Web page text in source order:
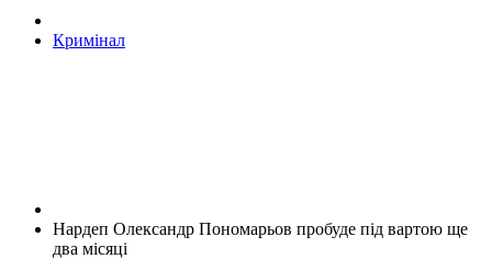
Кримінал
Нардеп Олександр Пономарьов пробуде під вартою ще
два місяці